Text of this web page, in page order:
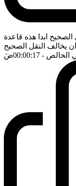
ابدا هذه قاعدة
يخالف النقل الصحيح
الخالص - 00:00:17 ضَ